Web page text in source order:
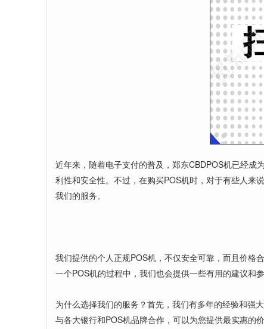
近年来，随着电子支付的普及，郑东CBDPOS机已经成
利性和安全性。不过，在购买POS机时，对于有些人来
我们的服务。
我们提供的个人正规POS机，不仅安全可靠，而且价格
一个POS机的过程中，我们也会提供一些有用的建议和
为什么选择我们的服务？首先，我们有多年的经验和强
与各大银行和POS机品牌合作，可以为您提供最实惠的